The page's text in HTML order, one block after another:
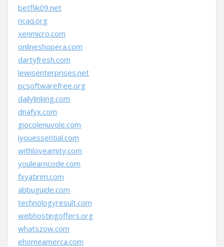
betflik09.net
ncaq.org
xenmicro.com
onlineshopera.com
dartyfresh.com
lewisenterprises.net
pcsoftwarefree.org
dailylinking.com
dnafyx.com
giocolenuvole.com
iyouessential.com
withloveamity.com
youlearncode.com
fxyatirim.com
abbuguide.com
technologyresult.com
webhostingoffers.org
whatszow.com
ehomeamerca.com